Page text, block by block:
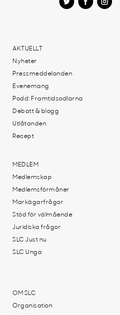
AKTUELLT
Nyheter
Pressmeddelanden
Evenemang
Podd: Framtidsodlarna
Debatt & blogg
Utlåtanden
Recept
MEDLEM
Medlemskap
Medlemsförmåner
Markägarfrågor
Stöd för välmående
Juridiska frågor
SLC Just nu
SLC Unga
OM SLC
Organisation